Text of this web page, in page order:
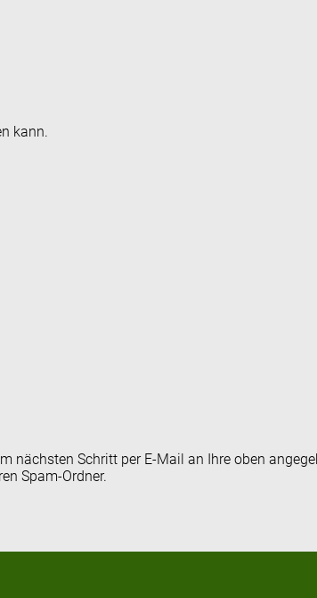
kann.
Schritt per E-Mail an Ihre oben
Spam-Ordner.